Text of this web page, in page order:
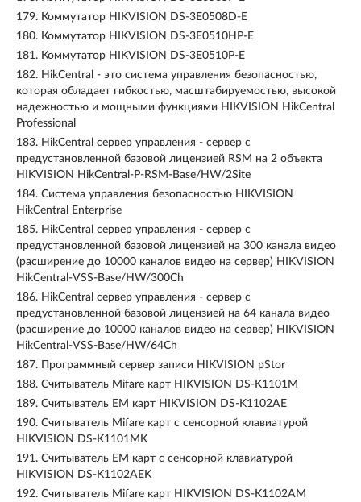
179. Коммутатор HIKVISION DS-3E0508D-E
180. Коммутатор HIKVISION DS-3E0510HP-E
181. Коммутатор HIKVISION DS-3E0510P-E
182. HikCentral - это система управления безопасностью,
которая обладает гибкостью, масштабируемостью, высокой
надежностью и мощными функциями HIKVISION HikCentral
Professional
183. HikCentral сервер управления - сервер с
предустановленной базовой лицензией RSM на 2 объекта
HIKVISION HikCentral-P-RSM-Base/HW/2Site
184. Система управления безопасностью HIKVISION
HikCentral Enterprise
185. HikCentral сервер управления - сервер с
предустановленной базовой лицензией на 300 канала видео
(расширение до 10000 каналов видео на сервер) HIKVISION
HikCentral-VSS-Base/HW/300Ch
186. HikCentral сервер управления - сервер с
предустановленной базовой лицензией на 64 канала видео
(расширение до 10000 каналов видео на сервер) HIKVISION
HikCentral-VSS-Base/HW/64Ch
187.
Программный сервер записи HIKVISION pStor
188. Считыватель Mifare карт HIKVISION DS-K1101M
189. Считыватель EM карт HIKVISION DS-K1102AE
190. Считыватель Mifare карт с сенсорной клавиатурой
HIKVISION DS-K1101MK
191. Считыватель EM карт с сенсорной клавиатурой
HIKVISION DS-K1102AEK
192. Считыватель Mifare карт HIKVISION DS-K1102AM